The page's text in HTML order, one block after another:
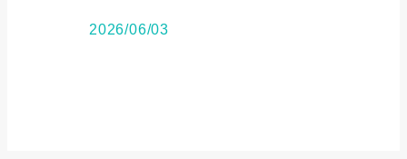
2026/06/03